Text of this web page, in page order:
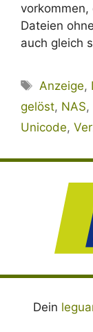
Dateien
auch gleich
Anzeige,
gelöst, NAS,
Unicode,
Dein